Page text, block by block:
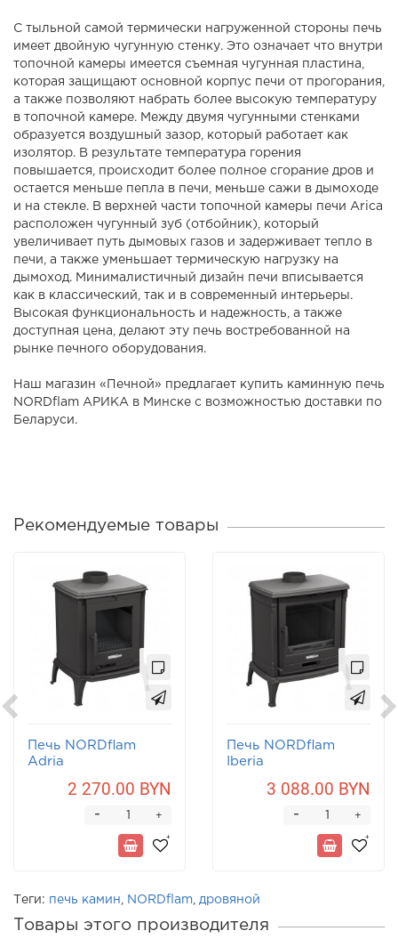
С тыльной самой термически нагруженной стороны печь
имеет двойную чугунную стенку. Это означает что внутри
топочной камеры имеется съемная чугунная пластина,
которая защищают основной корпус печи от прогорания,
а также позволяют набрать более высокую температуру
в топочной камере. Между двумя чугунными стенками
образуется воздушный зазор, который работает как
изолятор. В результате температура горения
повышается, происходит более полное сгорание дров и
остается меньше пепла в печи, меньше сажи в дымоходе
и на стекле. В верхней части топочной камеры печи Arica
расположен чугунный зуб (отбойник), который
увеличивает путь дымовых газов и задерживает тепло в
печи, а также уменьшает термическую нагрузку на
дымоход. Минималистичный дизайн печи вписывается
как в классический, так и в современный интерьеры.
Высокая функциональность и надежность, а также
доступная цена, делают эту печь востребованной на
рынке печного оборудования.
Наш магазин «Печной» предлагает купить каминную печь
NORDflam АРИКА в Минске с возможностью доставки по
Беларуси.
Рекомендуемые товары
Печь NORDflam
Adria
2 270.00 BYN
+
-
Печь NORDflam
Iberia
3 088.00 BYN
+
-
Теги: печь камин NORDflam дровяной
Товары этого производителя